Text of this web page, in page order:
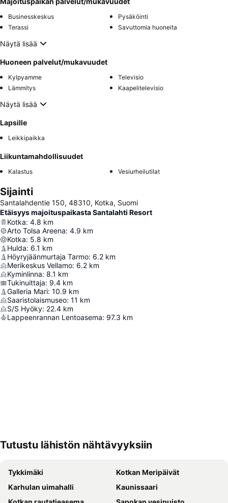
Businesskeskus
Pysäköinti
Terassi
Savuttomia huoneita
Näytä lisää
Huoneen palvelut/mukavuudet
Kylpyamme
Televisio
Lämmitys
Kaapelitelevisio
Näytä lisää
Lapsille
Leikkipaikka
Liikuntamahdollisuudet
Kalastus Vesiurheilutilat
Sijainti
Santalahdentie 150, 48310, Kotka, Suomi
Etäisyys majoituspaikasta Santalahti Resort
Kotka: 4.8 km
Arto Tolsa Areena: 4.9 km
Kotka: 5.8 km
Hulda: 6.1 km
Höyryjäänmurtaja Tarmo: 6.2 km
Merikeskus Vellamo: 6.2 km
Kyminlinna: 8.1 km
Tukinuittaja: 9.4 km
Galleria Mari: 10.9 km
Saaristolaismuseo: 11 km
S/S Hyöky: 22.4 km
Lappeenrannan Lentoasema: 97.3 km
Tutustu lähistön nähtävyyksiin
Tykkimäki
Kotkan Meripäivät
Karhulan uimahalli
Kaunissaari